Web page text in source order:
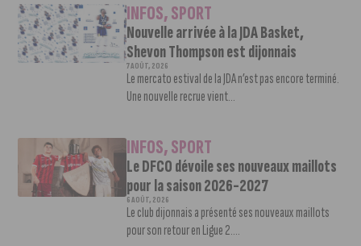
INFOS,SPORT
Nouvelle arrivée à la JDA Basket,
Shevon Thompson est dijonnais
7 AOÛT, 2026
Le mercato estival de la JDA n’est pas encore terminé.
Une nouvelle recrue vient...
INFOS,SPORT
Le DFCO dévoile ses nouveaux maillots
pour la saison 2026-2027
6 AOÛT, 2026
Le club dijonnais a présenté ses nouveaux maillots
pour son retour en Ligue 2....